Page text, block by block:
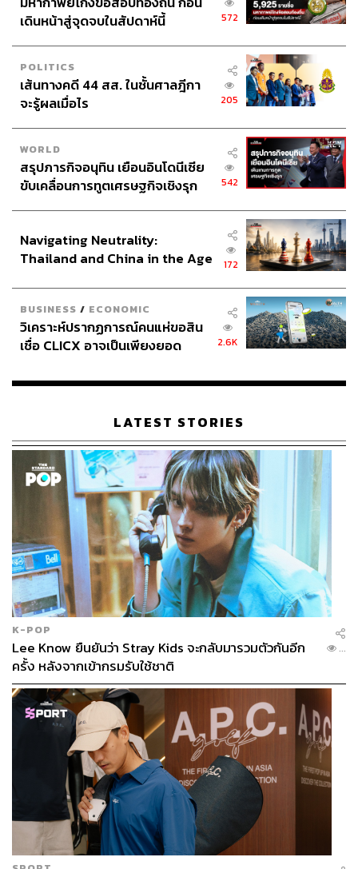
เดินหน้าสู่จุดจบในสัปดาห์นี้
572
POLITICS
เส้นทางคดี 44 สส. ในชั้นศาลฎีกา
จะรู้ผลเมื่อไร
205
WORLD
สรุปภารกิจอนุทิน เยือนอินโดนีเซีย
ขับเคลื่อนการทูตเศรษฐกิจเชิงรุก
542
Navigating Neutrality:
Thailand and China in the Age
172
BUSINESS / ECONOMIC
วิเคราะห์ปรากฏการณ์คนแห่ขอสิน
เชื่อ CLICX อาจเป็นเพียงยอด
เรือนไทยที่ถูกซุกไว้
2.6K
LATEST STORIES
K-POP
Lee Know ยืนยันว่า Stray Kids จะกลับมารวมตัวกันอีก
ครั้ง หลังจากเข้ากรมรับใช้ชาติ
...